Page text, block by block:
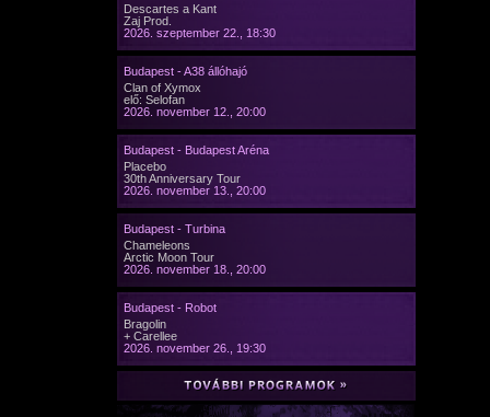
Descartes a Kant
Zaj Prod.
2026. szeptember 22., 18:30
Budapest - A38 állóhajó
Clan of Xymox
elő: Selofan
2026. november 12., 20:00
Budapest - Budapest Aréna
Placebo
30th Anniversary Tour
2026. november 13., 20:00
Budapest - Turbina
Chameleons
Arctic Moon Tour
2026. november 18., 20:00
Budapest - Robot
Bragolin
+ Carellee
2026. november 26., 19:30